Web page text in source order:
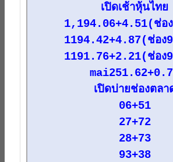
เปิดเช้าหุ้นไทย
1,194.06+4.51(ช่อ
1194.42+4.87(ช่อง
1191.76+2.21(ช่อง
เปิดบ่ายช่องตลา
06+51
27+72
28+73
93+38